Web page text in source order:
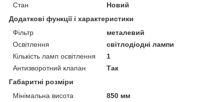
Стан
Новий
Додаткові функції і характеристики
Фільтр
металевий
Освітлення
світлодіодні лампи
Кількість ламп освітлення
1
Антизворотний клапан
Так
Габаритні розміри
Мінімальна висота
850 мм